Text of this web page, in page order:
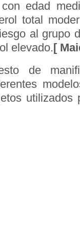
edad
total
al grupo
elevado.[
de
utilizados